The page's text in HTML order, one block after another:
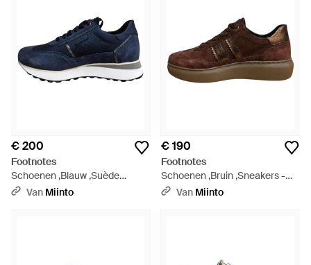
€ 200
Footnotes
Schoenen ,Blauw ,Suède
Esther Sneaker - Blauw
Van Miinto
€ 190
Footnotes
Schoenen ,Bruin ,Sneakers -
BruinVan Miinto